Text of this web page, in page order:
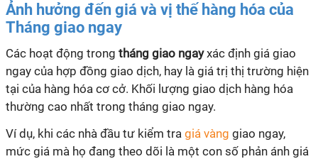
Ảnh hưởng đến giá và vị thế hàng hóa của
Tháng giao ngay
Các hoạt động trong tháng giao ngayxác định giá giao
ngay của hợp đồng giao dịch, hay là giá trị thị trường hiện
tại của hàng hóa cơ cở. Khối lượng giao dịch hàng hóa
thường cao nhất trong tháng giao ngay.
Ví dụ, khi các nhà đầu tư kiểm tra giá vàng giao ngay,
mức giá mà họ đang theo dõi là một con số phản ánh giá